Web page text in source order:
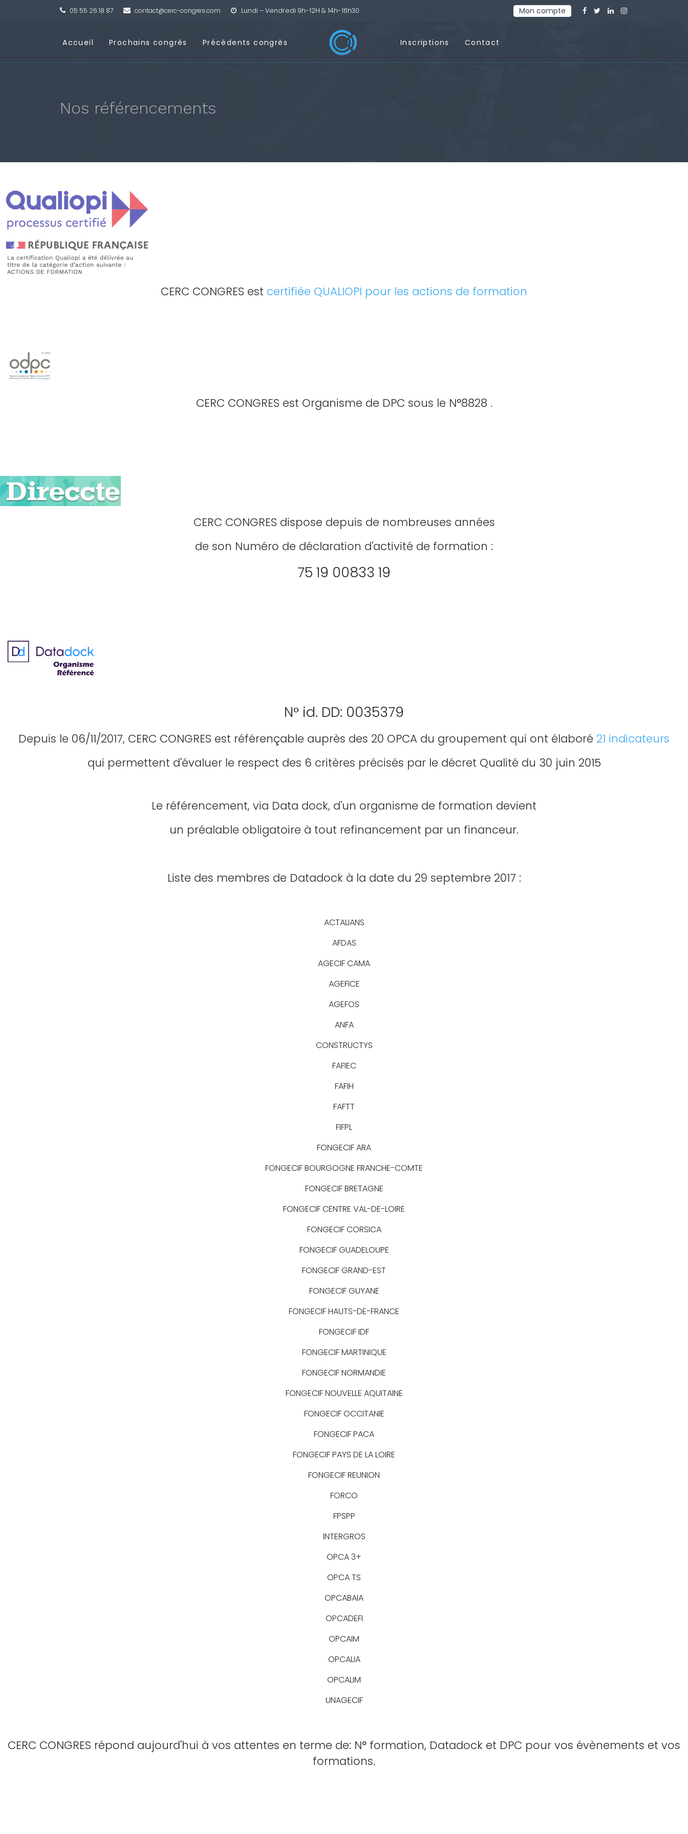
05 55 26 18 87 contact@cerc-congres.com Lundi – Vendredi 9h-12H & 14h-16h30 Mon compte
Accueil Prochains congrès Précédents congrès Inscriptions Contact
Nos référencements
CERC CONGRES est certifiée QUALIOPI pour les actions de formation
CERC CONGRES est Organisme de DPC sous le N°8828 .
CERC CONGRES dispose depuis de nombreuses années
de son Numéro de déclaration d'activité de formation :
75 19 00833 19
N° id. DD: 0035379
Depuis le 06/11/2017, CERC CONGRES est référençable auprès des 20 OPCA du groupement qui ont élaboré 21 indicateurs
qui permettent d'évaluer le respect des 6 critères précisés par le décret Qualité du 30 juin 2015
Le référencement, via Data dock, d'un organisme de formation devient
un préalable obligatoire à tout refinancement par un financeur.
Liste des membres de Datadock à la date du 29 septembre 2017 :
ACTALIANS
AFDAS
AGECIF CAMA
AGEFICE
AGEFOS
ANFA
CONSTRUCTYS
FAFIEC
FAFIH
FAFTT
FIFPL
FONGECIF ARA
FONGECIF BOURGOGNE FRANCHE-COMTE
FONGECIF BRETAGNE
FONGECIF CENTRE VAL-DE-LOIRE
FONGECIF CORSICA
FONGECIF GUADELOUPE
FONGECIF GRAND-EST
FONGECIF GUYANE
FONGECIF HAUTS-DE-FRANCE
FONGECIF IDF
FONGECIF MARTINIQUE
FONGECIF NORMANDIE
FONGECIF NOUVELLE AQUITAINE
FONGECIF OCCITANIE
FONGECIF PACA
FONGECIF PAYS DE LA LOIRE
FONGECIF REUNION
FORCO
FPSPP
INTERGROS
OPCA 3+
OPCA TS
OPCABAIA
OPCADEFI
OPCAIM
OPCALIA
OPCALIM
UNAGECIF
CERC CONGRES répond aujourd'hui à vos attentes en terme de: N° formation, Datadock et DPC pour vos évènements et vos
formations.